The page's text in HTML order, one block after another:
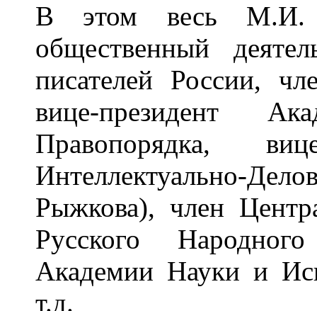
В этом весь
общественный
писателей России,
вице-президент
Правопорядка,
Интеллектуально-
Рыжкова), член
Русского
Академии Науки и
т.д.